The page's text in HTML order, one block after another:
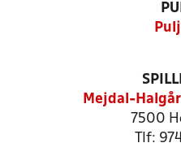
Mejdal-
7500
Tlf: